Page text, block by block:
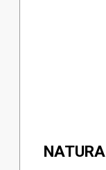
NATURA